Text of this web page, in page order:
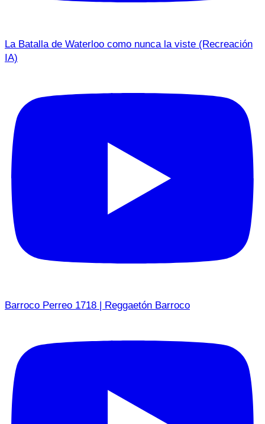
La Batalla de Waterloo como nunca la viste (Recreación
IA)
Barroco Perreo 1718 | Reggaetón Barroco